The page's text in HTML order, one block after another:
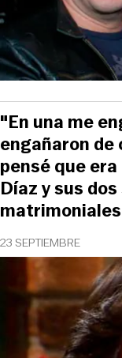
23 SEPTIEMBRE
"En una me
engañaron de
pensé que
Díaz y sus
matrimoniales